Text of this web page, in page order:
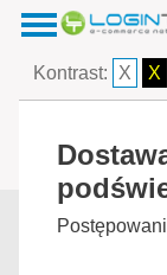
Kontrast: X X